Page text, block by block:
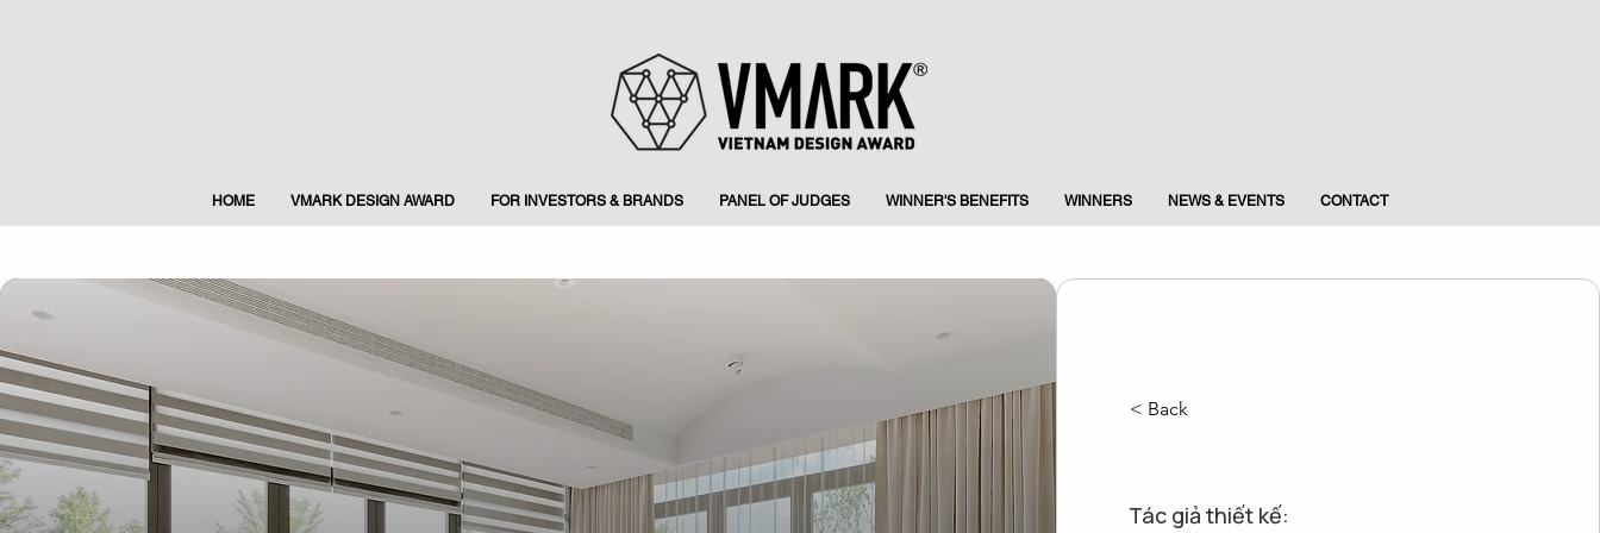
HOME VMARK DESIGN AWARD FOR INVESTORS & BRANDS PANEL OF JUDGES WINNER'S BENEFITS WINNERS NEWS & EVENTS CONTACT
< Back
Tác giả thiết kế: